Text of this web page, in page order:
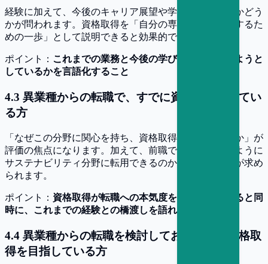
経験に加えて、今後のキャリア展望や学習意欲があるかどう
かが問われます。資格取得を「自分の専門領域を強化するた
めの一歩」として説明できると効果的です。
ポイント： これまでの業務と今後の学びをどう接続しようと
しているかを言語化すること
4.3 異業種からの転職で、すでに資格を取得してい
る方
「なぜこの分野に関心を持ち、資格取得まで行ったのか」が
評価の焦点になります。加えて、前職での経験がどのように
サステナビリティ分野に転用できるのか、という視点が求め
られます。
ポイント： 資格取得が転職への本気度を示すものであると同
時に、これまでの経験との橋渡しを語れること
4.4 異業種からの転職を検討しており、今後資格取
得を目指している方